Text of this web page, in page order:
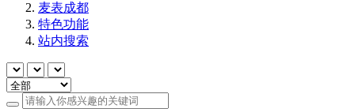
麦表成都
特色功能
站内搜索